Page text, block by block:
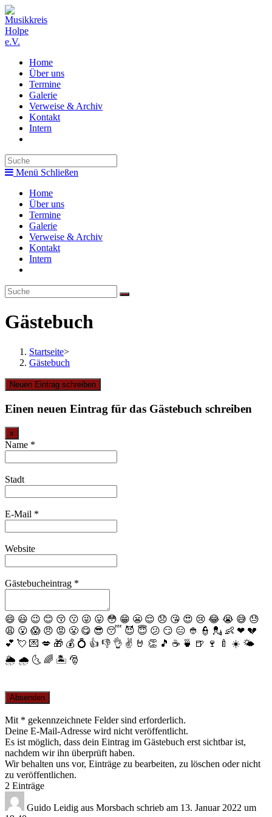
Zum
Inhalt
springen
Home
Über uns
Termine
Galerie
Verweise & Archiv
Kontakt
Intern
search
Menü Schließen
Home
Über uns
Termine
Galerie
Verweise & Archiv
Kontakt
Intern
search
Gästebuch
Startseite>
Gästebuch
Einen neuen Eintrag für das Gästebuch schreiben
x
Formular
ausblenden
Name *
Stadt
E-Mail *
Website
Gästebucheintrag *
😄 😃 😉 😊 😚 😗 😜 😛 😳 😁 😬 😌 😞 😘 😍 😢 😂 😭 😅 😓
😩 😮 😱 😠 😡 😤 😋 😎 😴 😈 😇 😕 😏 😑 👲 👮 💂 👶 ❤ 💔
💕 💘 💌 💋 🎁 💰 💍 👍 👎 👌 ✌️ 🤘 👏 🎵 ☕️ 🍵 🍺 🍷 🍼 ☀️ 🌤
🌦 🌧 🌜 🌈 🏝 🎅
Mit * gekennzeichnete Felder sind erforderlich.
Deine E-Mail-Adresse wird nicht veröffentlicht.
Es ist möglich, dass dein Eintrag im Gästebuch erst sichtbar ist,
nachdem wir ihn überprüft haben.
Wir behalten uns vor, Einträge zu bearbeiten, zu löschen oder nicht
zu veröffentlichen.
2 Einträge
Guido Leidig aus Morsbach schrieb am 13. Januar 2022 um